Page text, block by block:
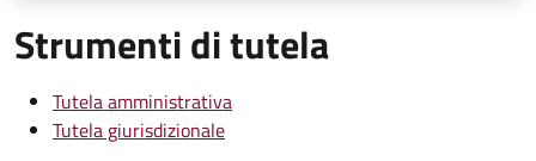
Strumenti di tutela
Tutela amministrativa
Tutela giurisdizionale